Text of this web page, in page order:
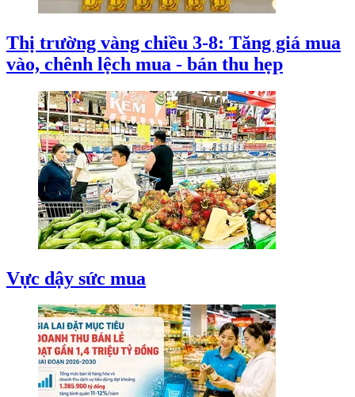
Thị trường vàng chiều 3-8: Tăng giá mua
vào, chênh lệch mua - bán thu hẹp
Vực dậy sức mua